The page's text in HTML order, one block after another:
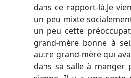
dans ce rapport-là.Je
un peu mixte
un peu cette
grand-mère bonne à
autre grand-mère qui
dans sa salle à manger